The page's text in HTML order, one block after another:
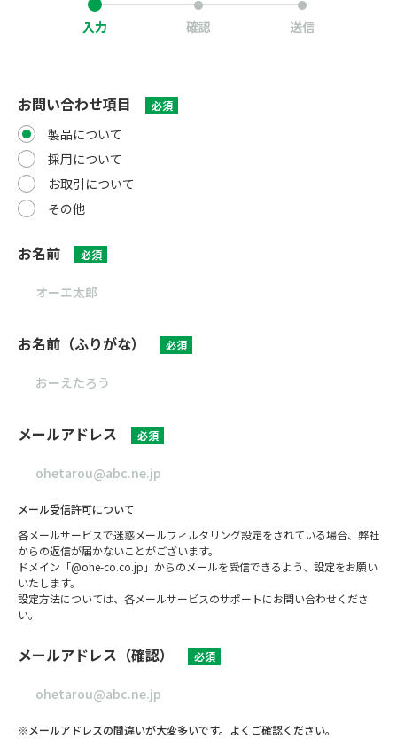
入力 確認 送信
お問い合わせ項目 必須
製品について
採用について
お取引について
その他
お名前 必須
お名前（ふりがな） 必須
メールアドレス 必須
メール受信許可について
各メールサービスで迷惑メールフィルタリング設定をされている場合、弊社
からの返信が届かないことがございます。
ドメイン「@ohe-co.co.jp」からのメールを受信できるよう、設定をお願い
いたします。
設定方法については、各メールサービスのサポートにお問い合わせくださ
い。
メールアドレス（確認） 必須
※メールアドレスの間違いが大変多いです。よくご確認ください。